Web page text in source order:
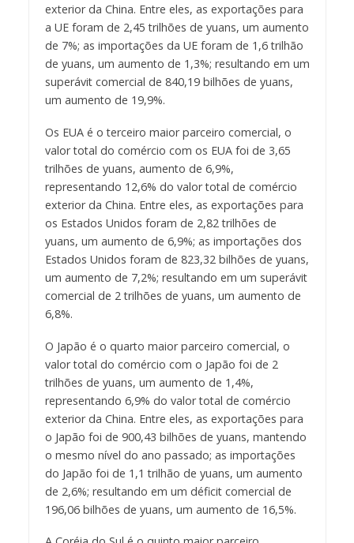
exterior da China. Entre eles, as exportações para
a UE foram de 2,45 trilhões de yuans, um aumento
de 7%; as importações da UE foram de 1,6 trilhão
de yuans, um aumento de 1,3%; resultando em um
superávit comercial de 840,19 bilhões de yuans,
um aumento de 19,9%.
Os EUA é o terceiro maior parceiro comercial, o
valor total do comércio com os EUA foi de 3,65
trilhões de yuans, aumento de 6,9%,
representando 12,6% do valor total de comércio
exterior da China. Entre eles, as exportações para
os Estados Unidos foram de 2,82 trilhões de
yuans, um aumento de 6,9%; as importações dos
Estados Unidos foram de 823,32 bilhões de yuans,
um aumento de 7,2%; resultando em um superávit
comercial de 2 trilhões de yuans, um aumento de
6,8%.
O Japão é o quarto maior parceiro comercial, o
valor total do comércio com o Japão foi de 2
trilhões de yuans, um aumento de 1,4%,
representando 6,9% do valor total de comércio
exterior da China. Entre eles, as exportações para
o Japão foi de 900,43 bilhões de yuans, mantendo
o mesmo nível do ano passado; as importações
do Japão foi de 1,1 trilhão de yuans, um aumento
de 2,6%; resultando em um déficit comercial de
196,06 bilhões de yuans, um aumento de 16,5%.